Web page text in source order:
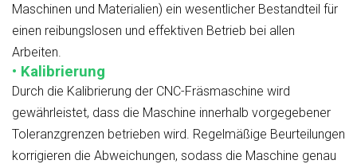
Maschinen und Materialien) ein wesentlicher Bestandteil für
einen reibungslosen und effektiven Betrieb bei allen
Arbeiten.
• Kalibrierung
Durch die Kalibrierung der CNC-Fräsmaschine wird
gewährleistet, dass die Maschine innerhalb vorgegebener
Toleranzgrenzen betrieben wird. Regelmäßige Beurteilungen
korrigieren die Abweichungen, sodass die Maschine genau